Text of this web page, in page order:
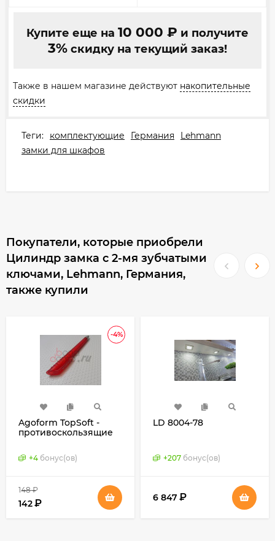
Купите еще на 10 000 ₽ и получите
3%скидку на текущий заказ!
Также в нашем магазине действуют накопительные
скидки
Теги: комплектующие Германия
Lehmann
замки для шкафов
Покупатели, которые приобрели
Цилиндр замка с 2-мя зубчатыми
ключами, Lehmann, Германия,
также купили
-4%
Agoform TopSoft -
противоскользящие
выдвижных ящиков,
Германия
+4 бонус(ов)
148 ₽
142₽
LD 8004-78
+207 бонус(ов)
6 847 ₽